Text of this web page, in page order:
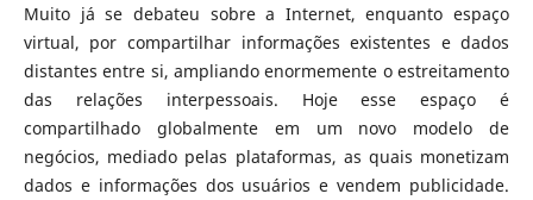
Muito já se debateu sobre a Internet, enquanto espaço
virtual, por compartilhar informações existentes e dados
distantes entre si, ampliando enormemente o estreitamento
das relações interpessoais. Hoje esse espaço é
compartilhado globalmente em um novo modelo de
negócios, mediado pelas plataformas, as quais monetizam
dados e informações dos usuários e vendem publicidade.